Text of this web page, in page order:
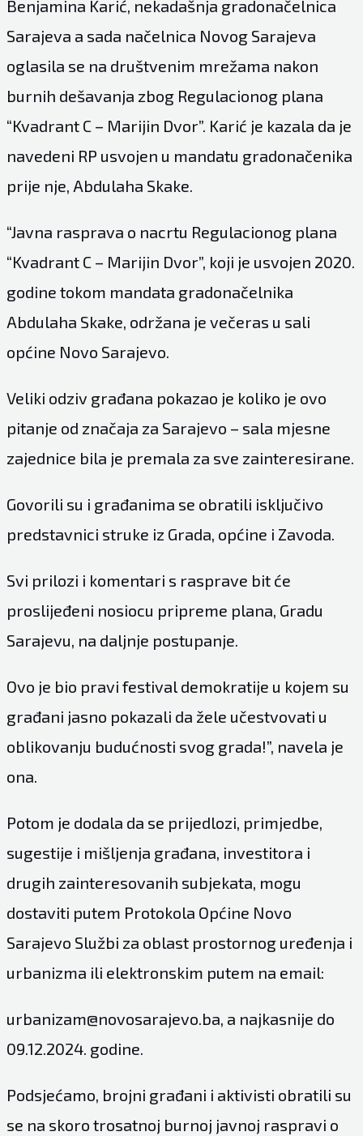
Benjamina Karić, nekadašnja gradonačelnica
Sarajeva a sada načelnica Novog Sarajeva
oglasila se na društvenim mrežama nakon
burnih dešavanja zbog Regulacionog plana
“Kvadrant C – Marijin Dvor”. Karić je kazala da je
navedeni RP usvojen u mandatu gradonačenika
prije nje, Abdulaha Skake.
“Javna rasprava o nacrtu Regulacionog plana
“Kvadrant C – Marijin Dvor”, koji je usvojen 2020.
godine tokom mandata gradonačelnika
Abdulaha Skake, održana je večeras u sali
općine Novo Sarajevo.
Veliki odziv građana pokazao je koliko je ovo
pitanje od značaja za Sarajevo – sala mjesne
zajednice bila je premala za sve zainteresirane.
Govorili su i građanima se obratili isključivo
predstavnici struke iz Grada, općine i Zavoda.
Svi prilozi i komentari s rasprave bit će
proslijeđeni nosiocu pripreme plana, Gradu
Sarajevu, na daljnje postupanje.
Ovo je bio pravi festival demokratije u kojem su
građani jasno pokazali da žele učestvovati u
oblikovanju budućnosti svog grada!”, navela je
ona.
Potom je dodala da se prijedlozi, primjedbe,
sugestije i mišljenja građana, investitora i
drugih zainteresovanih subjekata, mogu
dostaviti putem Protokola Općine Novo
Sarajevo Službi za oblast prostornog uređenja i
urbanizma ili elektronskim putem na email:
urbanizam@novosarajevo.ba, a najkasnije do
09.12.2024. godine.
Podsjećamo, brojni građani i aktivisti obratili su
se na skoro trosatnoj burnoj javnoj raspravi o